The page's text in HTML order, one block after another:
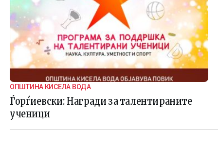
ОПШТИНА КИСЕЛА ВОДА
Ѓорѓиевски: Награди за талентираните
ученици